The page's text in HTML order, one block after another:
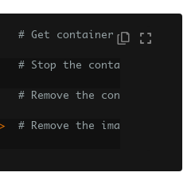
# Get container
# Stop the conta
# Remove the con
# Remove the ima